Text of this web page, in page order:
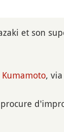
et son
Kumamoto,